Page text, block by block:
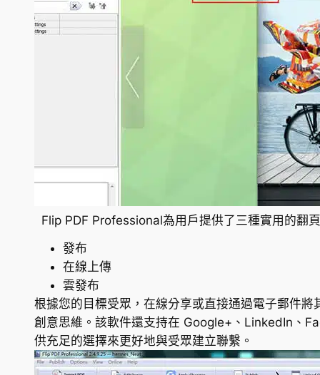
Flip PDF Professional為用戶提供了三種實用的翻
發布
在線上傳
雲發布
根據您的目標受眾，在線分享或直接通過電子郵件
創意思維。該軟件還支持在 Google+、LinkedIn、
供充足的選擇來更好地與受眾建立聯繫。